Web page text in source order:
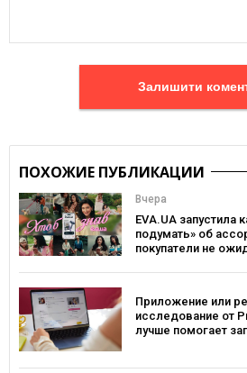
Залишити
ПОХОЖИЕ ПУБЛИКАЦИИ
Вчера
EVA.UA запустила
подумать» об
покупатели не
Приложение или
исследование от
лучше помогает